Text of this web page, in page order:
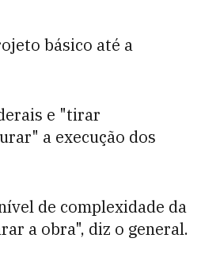
básico até a
e "tirar
a execução dos
de complexidade da
a obra", diz o general.